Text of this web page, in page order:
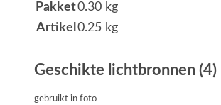
Pakket0.30 kg
Artikel 0.25 kg
Geschikte lichtbronnen (4)
gebruikt in foto